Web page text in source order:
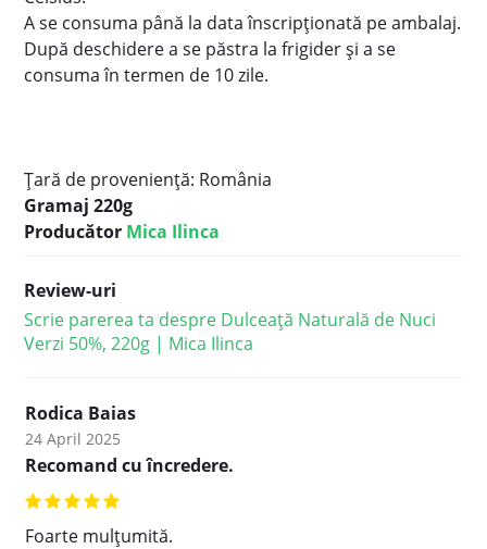
A se consuma până la data înscripționată pe ambalaj.
După deschidere a se păstra la frigider și a se
consuma în termen de 10 zile.
Țară de proveniență: România
Gramaj 220g
Producător Mica Ilinca
Review-uri
Scrie parerea ta despre Dulceață Naturală de Nuci
Verzi 50%, 220g | Mica Ilinca
Rodica Baias
24 April 2025
Recomand cu încredere.
Foarte mulțumită.